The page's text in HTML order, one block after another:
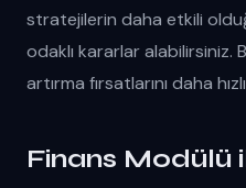
stratejilerin daha etkili
odaklı kararlar alabilirsiniz.
artırma fırsatlarını daha
Finans Modülü